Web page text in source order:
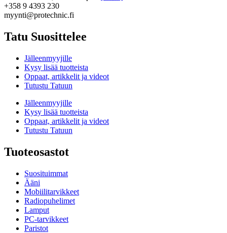
+358 9 4393 230
myynti@protechnic.fi
Tatu Suosittelee
Jälleenmyyjille
Kysy lisää tuotteista
Oppaat, artikkelit ja videot
Tutustu Tatuun
Jälleenmyyjille
Kysy lisää tuotteista
Oppaat, artikkelit ja videot
Tutustu Tatuun
Tuoteosastot
Suosituimmat
Ääni
Mobiilitarvikkeet
Radiopuhelimet
Lamput
PC-tarvikkeet
Paristot